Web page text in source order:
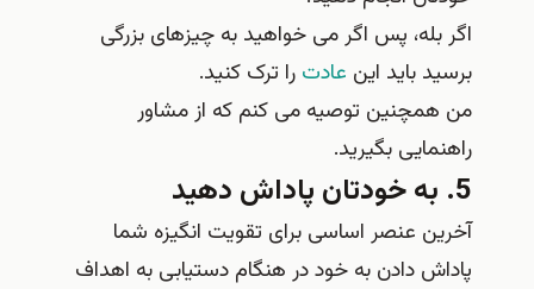
اگر بله، پس اگر می خواهید به چیزهای بزرگی
برسید باید این عادت را ترک کنید.
من همچنین توصیه می کنم که از مشاور
راهنمایی بگیرید.
5. به خودتان پاداش دهید
آخرین عنصر اساسی برای تقویت انگیزه شما
پاداش دادن به خود در هنگام دستیابی به اهداف